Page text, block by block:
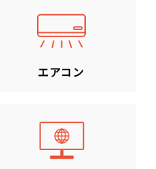
エアコン